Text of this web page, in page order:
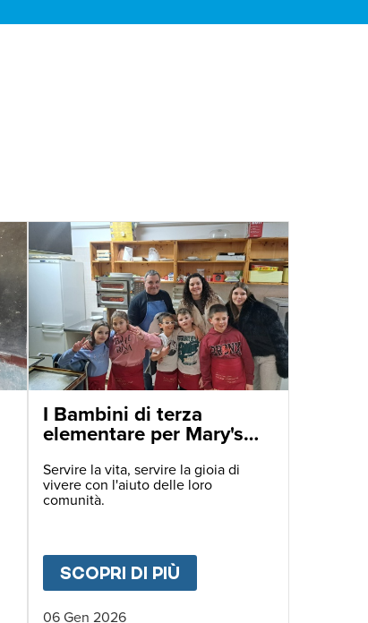
SPERANZA.INTERNAZIONALE
I Bambini di terza
elementare per Mary's
Servire la vita, servire la gioia di
vivere con l'aiuto delle loro
comunità.
SCOPRI DI PIÙ
06 Gen 2026